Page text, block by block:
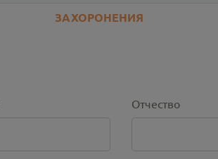
ЗАХОРОНЕНИЯ
Отчество